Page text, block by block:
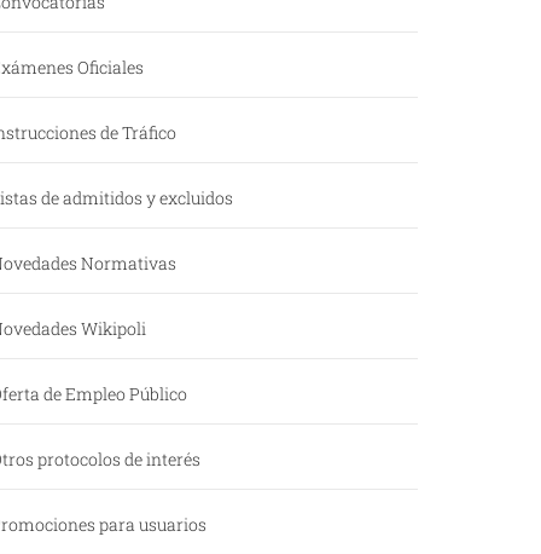
Oficiales
de Tráfico
de admitidos y excluidos
Normativas
Wikipoli
de Empleo Público
protocolos de interés
para usuarios